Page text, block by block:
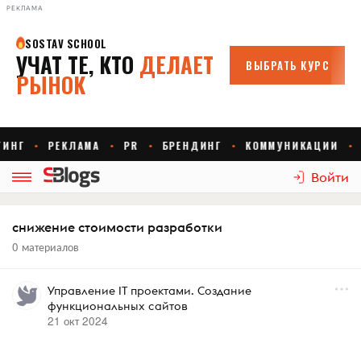
РЕКЛАМА
Войти
снижение стоимости разработки
0 материалов
Управление IT проектами. Создание
функциональных сайтов
21 окт 2024